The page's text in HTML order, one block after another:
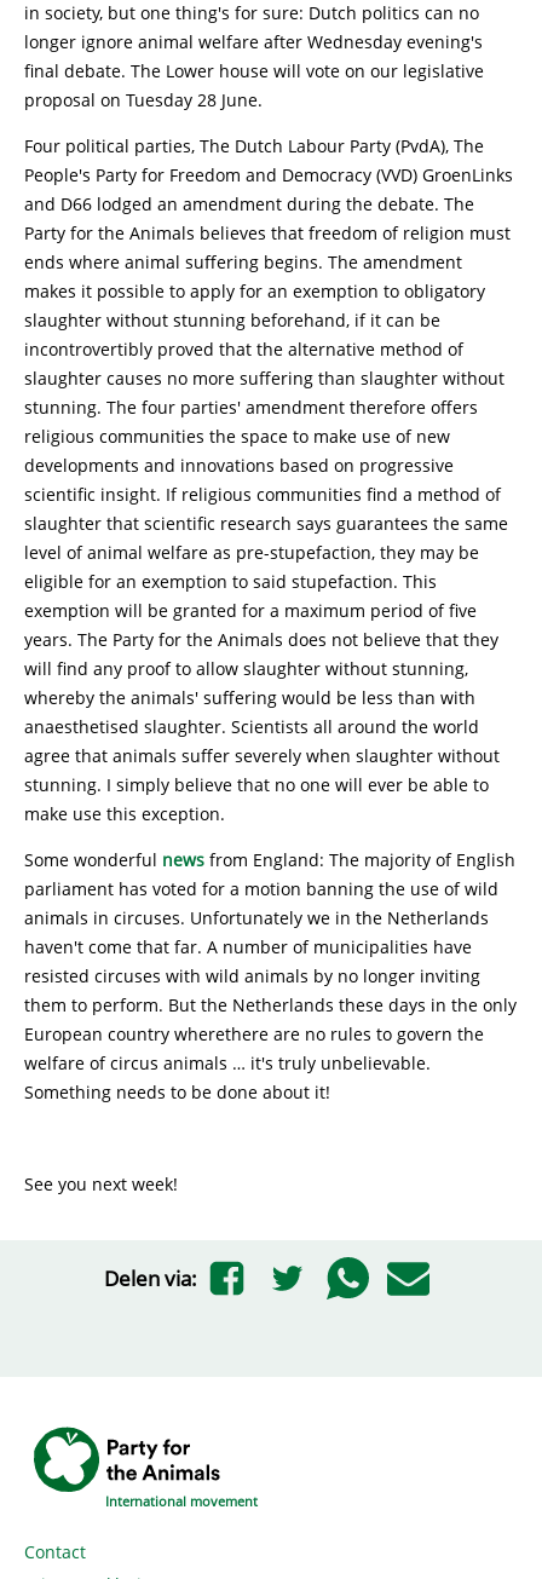
in society, but one thing's for sure: Dutch politics can no
longer ignore animal welfare after Wednesday evening's
final debate. The Lower house will vote on our legislative
proposal on Tuesday 28 June.
Four political parties, The Dutch Labour Party (PvdA), The
People's Party for Freedom and Democracy (VVD) GroenLinks
and D66 lodged an amendment during the debate. The
Party for the Animals believes that freedom of religion must
ends where animal suffering begins. The amendment
makes it possible to apply for an exemption to obligatory
slaughter without stunning beforehand, if it can be
incontrovertibly proved that the alternative method of
slaughter causes no more suffering than slaughter without
stunning. The four parties' amendment therefore offers
religious communities the space to make use of new
developments and innovations based on progressive
scientific insight. If religious communities find a method of
slaughter that scientific research says guarantees the same
level of animal welfare as pre-stupefaction, they may be
eligible for an exemption to said stupefaction. This
exemption will be granted for a maximum period of five
years. The Party for the Animals does not believe that they
will find any proof to allow slaughter without stunning,
whereby the animals' suffering would be less than with
anaesthetised slaughter. Scientists all around the world
agree that animals suffer severely when slaughter without
stunning. I simply believe that no one will ever be able to
make use this exception.
Some wonderful news from England: The majority of English
parliament has voted for a motion banning the use of wild
animals in circuses. Unfortunately we in the Netherlands
haven't come that far. A number of municipalities have
resisted circuses with wild animals by no longer inviting
them to perform. But the Netherlands these days in the only
European country wherethere are no rules to govern the
welfare of circus animals … it's truly unbelievable.
Something needs to be done about it!
See you next week!
Delen via:
International movement
Contact